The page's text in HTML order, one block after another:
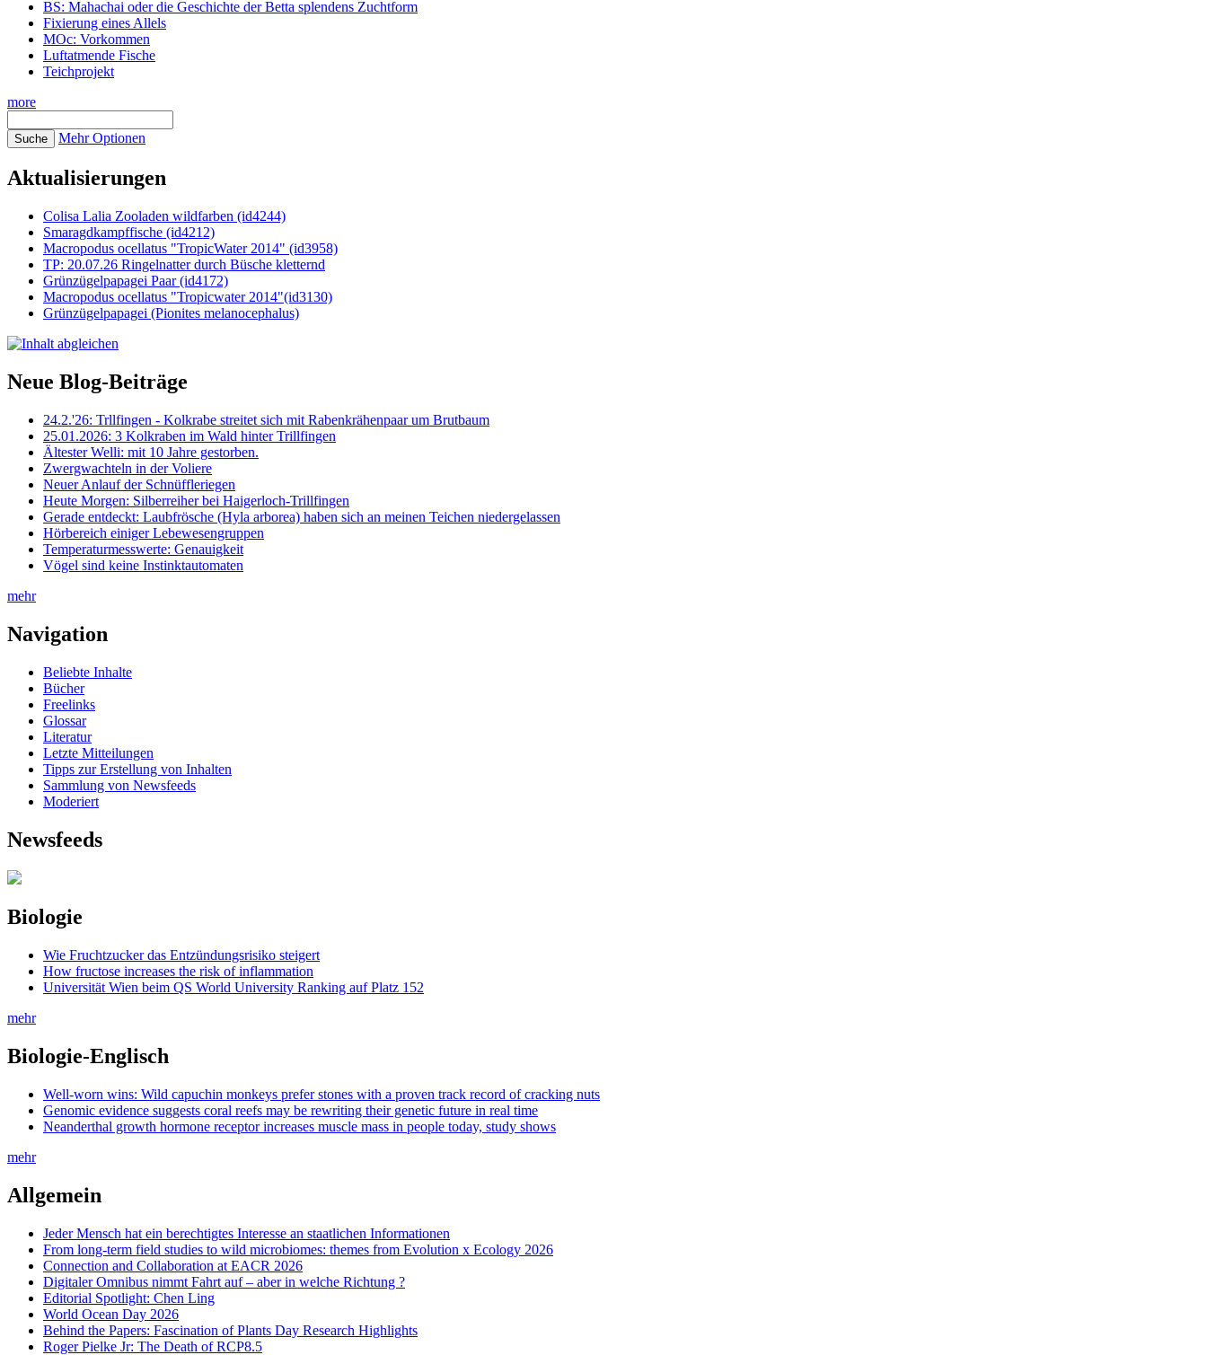
BS: Mahachai oder die Geschichte der Betta splendens Zuchtform
Fixierung eines Allels
MOc: Vorkommen
Luftatmende Fische
Teichprojekt
more
Mehr Optionen
Aktualisierungen
Colisa Lalia Zooladen wildfarben (id4244)
Smaragdkampffische (id4212)
Macropodus ocellatus "TropicWater 2014" (id3958)
TP: 20.07.26 Ringelnatter durch Büsche kletternd
Grünzügelpapagei Paar (id4172)
Macropodus ocellatus "Tropicwater 2014"(id3130)
Grünzügelpapagei (Pionites melanocephalus)
Neue Blog-Beiträge
24.2.'26: Trllfingen - Kolkrabe streitet sich mit Rabenkrähenpaar um Brutbaum
25.01.2026: 3 Kolkraben im Wald hinter Trillfingen
Ältester Welli: mit 10 Jahre gestorben.
Zwergwachteln in der Voliere
Neuer Anlauf der Schnüffleriegen
Heute Morgen: Silberreiher bei Haigerloch-Trillfingen
Gerade entdeckt: Laubfrösche (Hyla arborea) haben sich an meinen Teichen niedergelassen
Hörbereich einiger Lebewesengruppen
Temperaturmesswerte: Genauigkeit
Vögel sind keine Instinktautomaten
mehr
Navigation
Beliebte Inhalte
Bücher
Freelinks
Glossar
Literatur
Letzte Mitteilungen
Tipps zur Erstellung von Inhalten
Sammlung von Newsfeeds
Moderiert
Newsfeeds
Biologie
Wie Fruchtzucker das Entzündungsrisiko steigert
How fructose increases the risk of inflammation
Universität Wien beim QS World University Ranking auf Platz 152
mehr
Biologie-Englisch
Well-worn wins: Wild capuchin monkeys prefer stones with a proven track record of cracking nuts
Genomic evidence suggests coral reefs may be rewriting their genetic future in real time
Neanderthal growth hormone receptor increases muscle mass in people today, study shows
mehr
Allgemein
Jeder Mensch hat ein berechtigtes Interesse an staatlichen Informationen
From long-term field studies to wild microbiomes: themes from Evolution x Ecology 2026
Connection and Collaboration at EACR 2026
Digitaler Omnibus nimmt Fahrt auf – aber in welche Richtung ?
Editorial Spotlight: Chen Ling
World Ocean Day 2026
Behind the Papers: Fascination of Plants Day Research Highlights
Roger Pielke Jr: The Death of RCP8.5